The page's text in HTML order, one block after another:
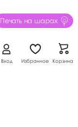
Печать на шарах
Вход Избранное Корзина